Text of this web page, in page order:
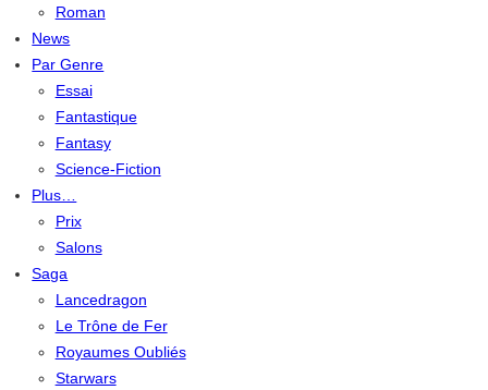
Roman
News
Par Genre
Essai
Fantastique
Fantasy
Science-Fiction
Plus…
Prix
Salons
Saga
Lancedragon
Le Trône de Fer
Royaumes Oubliés
Starwars